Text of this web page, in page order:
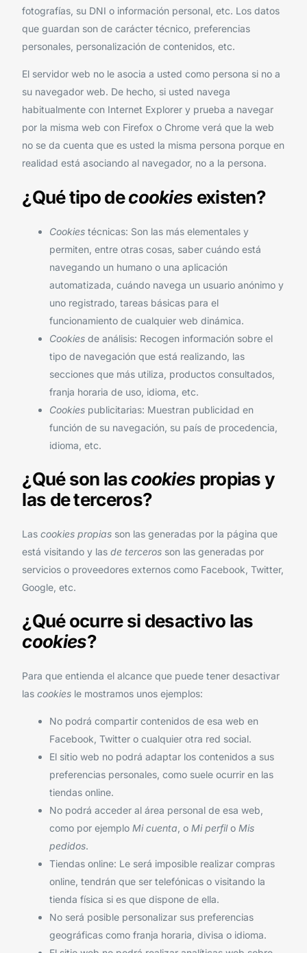
fotografías, su DNI o información personal, etc. Los datos
que guardan son de carácter técnico, preferencias
personales, personalización de contenidos, etc.
El servidor web no le asocia a usted como persona si no a
su navegador web. De hecho, si usted navega
habitualmente con Internet Explorer y prueba a navegar
por la misma web con Firefox o Chrome verá que la web
no se da cuenta que es usted la misma persona porque en
realidad está asociando al navegador, no a la persona.
¿Qué tipo decookies existen?
Cookies técnicas: Son las más elementales y
permiten, entre otras cosas, saber cuándo está
navegando un humano o una aplicación
automatizada, cuándo navega un usuario anónimo y
uno registrado, tareas básicas para el
funcionamiento de cualquier web dinámica.
Cookies de análisis: Recogen información sobre el
tipo de navegación que está realizando, las
secciones que más utiliza, productos consultados,
franja horaria de uso, idioma, etc.
Cookies publicitarias: Muestran publicidad en
función de su navegación, su país de procedencia,
idioma, etc.
¿Qué son lascookies propias y
las de terceros?
Lascookies propias son las generadas por la página que
está visitando y lasde terceros son las generadas por
servicios o proveedores externos como Facebook, Twitter,
Google, etc.
¿Qué ocurre si desactivo las
cookies?
Para que entienda el alcance que puede tener desactivar
lascookies le mostramos unos ejemplos:
No podrá compartir contenidos de esa web en
Facebook, Twitter o cualquier otra red social.
El sitio web no podrá adaptar los contenidos a sus
preferencias personales, como suele ocurrir en las
tiendas online.
No podrá acceder al área personal de esa web,
como por ejemplo Mi cuenta , o Mi perfilo Mis
pedidos.
Tiendas online: Le será imposible realizar compras
online, tendrán que ser telefónicas o visitando la
tienda física si es que dispone de ella.
No será posible personalizar sus preferencias
geográficas como franja horaria, divisa o idioma.